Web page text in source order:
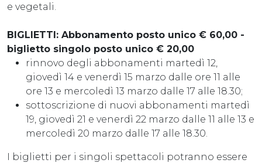
e vegetali.
BIGLIETTI: Abbonamento posto unico € 60,00 -
biglietto singolo posto unico € 20,00
rinnovo degli abbonamenti martedì 12,
giovedì 14 e venerdì 15 marzo dalle ore 11 alle
ore 13 e mercoledì 13 marzo dalle 17 alle 18.30;
sottoscrizione di nuovi abbonamenti martedì
19, giovedì 21 e venerdì 22 marzo dalle 11 alle 13 e
mercoledì 20 marzo dalle 17 alle 18.30.
I biglietti per i singoli spettacoli potranno essere